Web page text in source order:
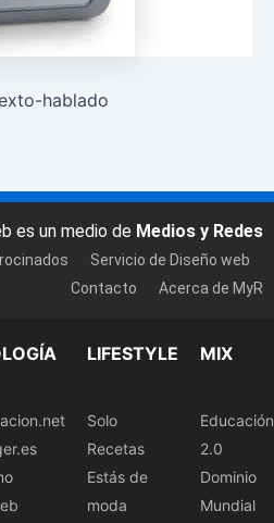
hablado
es un medio de Medios y Redes
Servicio de Diseño web
Contacto
Acerca de MyR
LIFESTYLE
Solo
Recetas
Estás de
moda
MIX
Educación
2.0
Dominio
Mundial